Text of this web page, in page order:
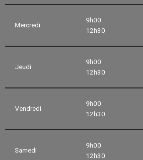
Mercredi
9h00
12h30
Jeudi
9h00
12h30
Vendredi
9h00
12h30
Samedi
9h00
12h30